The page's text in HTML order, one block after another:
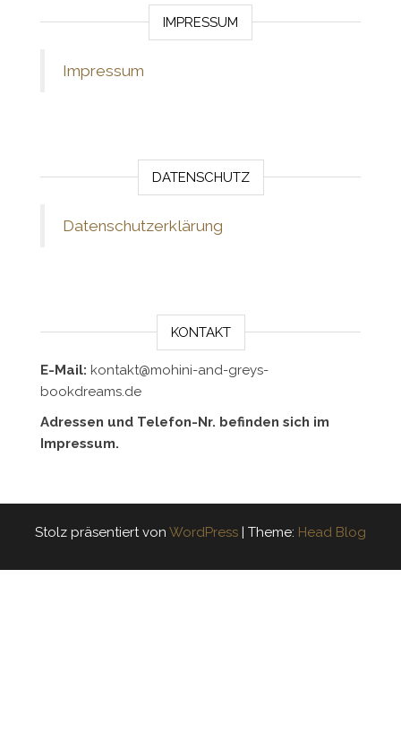
IMPRESSUM
Impressum
DATENSCHUTZ
Datenschutzerklärung
KONTAKT
E-Mail: kontakt@mohini-and-greys-
bookdreams.de
Adressen und Telefon-Nr. befinden sich im
Impressum.
Stolz präsentiert von WordPress | Theme: Head Blog